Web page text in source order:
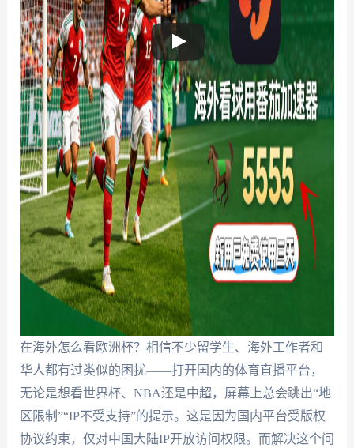
在海外怎么看欧洲杯？相信不少留学生、海外工作者和
华人都有过类似的困扰——打开国内的体育直播平台，
无论是想看世界杯、NBA还是中超，屏幕上总会跳出“地
区限制”“IP不受支持”的提示。这是因为国内平台受版权
协议约束，仅对中国大陆IP开放访问权限。而解决这个问